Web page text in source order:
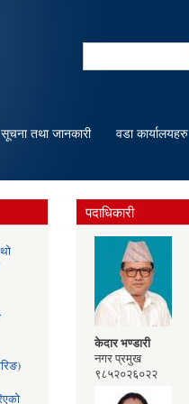
Search
सूचना तथा जानकारी वडा कार्यालयहरु
पदाधिकारी
केदार भण्डारी
नगर प्रमुख
९८५२०२६०२२